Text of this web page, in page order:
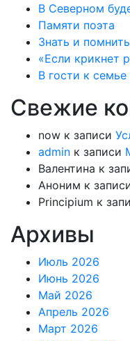
В Северном
Памяти поэта
Знать и помнить
«Если крикнет
В гости к семье
Свежие
now к записи
admin к записи
Валентина к
Аноним к
Principium к
Архивы
Июль 2026
Июнь 2026
Май 2026
Апрель 2026
Март 2026